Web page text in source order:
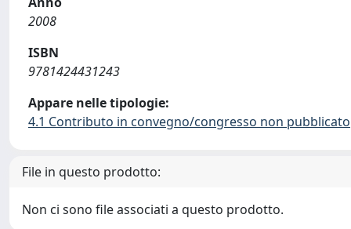
2008
ISBN
9781424431243
Appare nelle tipologie:
4.1 Contributo in convegno/congresso non pubblicato
File in questo prodotto:
Non ci sono file associati a questo prodotto.